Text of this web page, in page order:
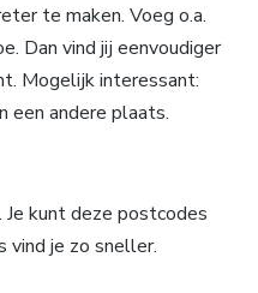
te maken. Voeg o.a.
Dan vind jij eenvoudiger
Mogelijk interessant:
een andere plaats.
kunt deze postcodes
vind je zo sneller.